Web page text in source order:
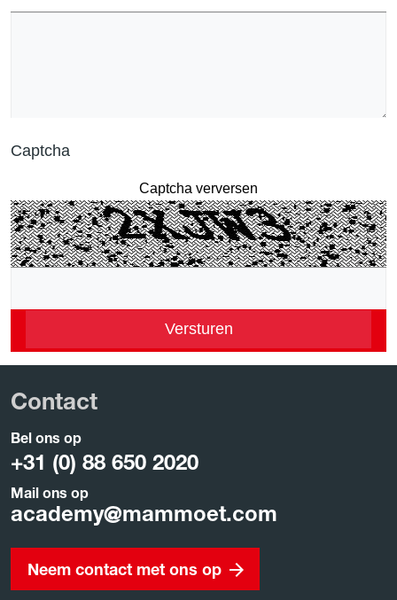
Captcha
Captcha verversen
Versturen
Contact
Bel ons op
+31 (0) 88 650 2020
Mail ons op
academy@mammoet.com
Neem contact met ons op